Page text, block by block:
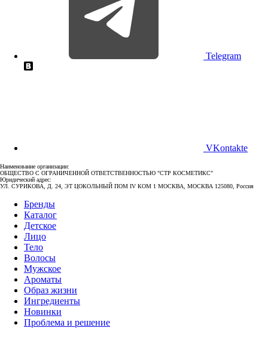
Telegram
VKontakte
Наименование организации:
ОБЩЕСТВО С ОГРАНИЧЕННОЙ ОТВЕТСТВЕННОСТЬЮ "СТР КОСМЕТИКС"
Юридический адрес:
УЛ. СУРИКОВА, Д. 24, ЭТ ЦОКОЛЬНЫЙ ПОМ IV КОМ 1 МОСКВА, МОСКВА 125080, Россия
Бренды
Каталог
Детское
Лицо
Тело
Волосы
Мужское
Ароматы
Образ жизни
Ингредиенты
Новинки
Проблема и решение